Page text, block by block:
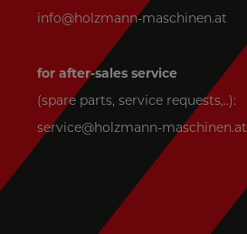
info@holzmann-maschinen.at
for after-sales service
(spare parts, service requests,..):
service@holzmann-maschinen.at